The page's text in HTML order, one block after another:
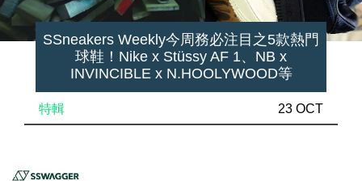
SSneakers Weekly今周務必注目之5款熱門
球鞋！Nike x Stüssy AF 1、NB x
INVINCIBLE x N.HOOLYWOOD等
特輯 23 OCT